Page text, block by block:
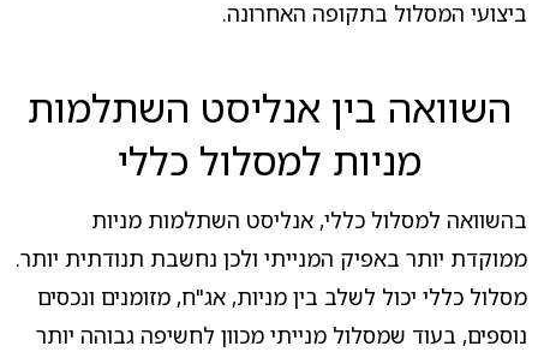
ביצועי המסלול בתקופה האחרונה.
השוואה בין אנליסט השתלמות
מניות למסלול כללי
בהשוואה למסלול כללי, אנליסט השתלמות מניות
ממוקדת יותר באפיק המנייתי ולכן נחשבת תנודתית יותר.
מסלול כללי יכול לשלב בין מניות, אג"ח, מזומנים ונכסים
נוספים, בעוד שמסלול מנייתי מכוון לחשיפה גבוהה יותר